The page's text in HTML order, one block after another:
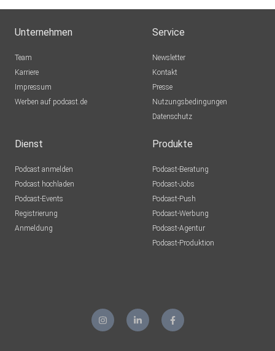
Unternehmen
Team
Karriere
Impressum
Werben auf podcast.de
Service
Newsletter
Kontakt
Presse
Nutzungsbedingungen
Datenschutz
Dienst
Podcast anmelden
Podcast hochladen
Podcast-Events
Registrierung
Anmeldung
Produkte
Podcast-Beratung
Podcast-Jobs
Podcast-Push
Podcast-Werbung
Podcast-Agentur
Podcast-Produktion